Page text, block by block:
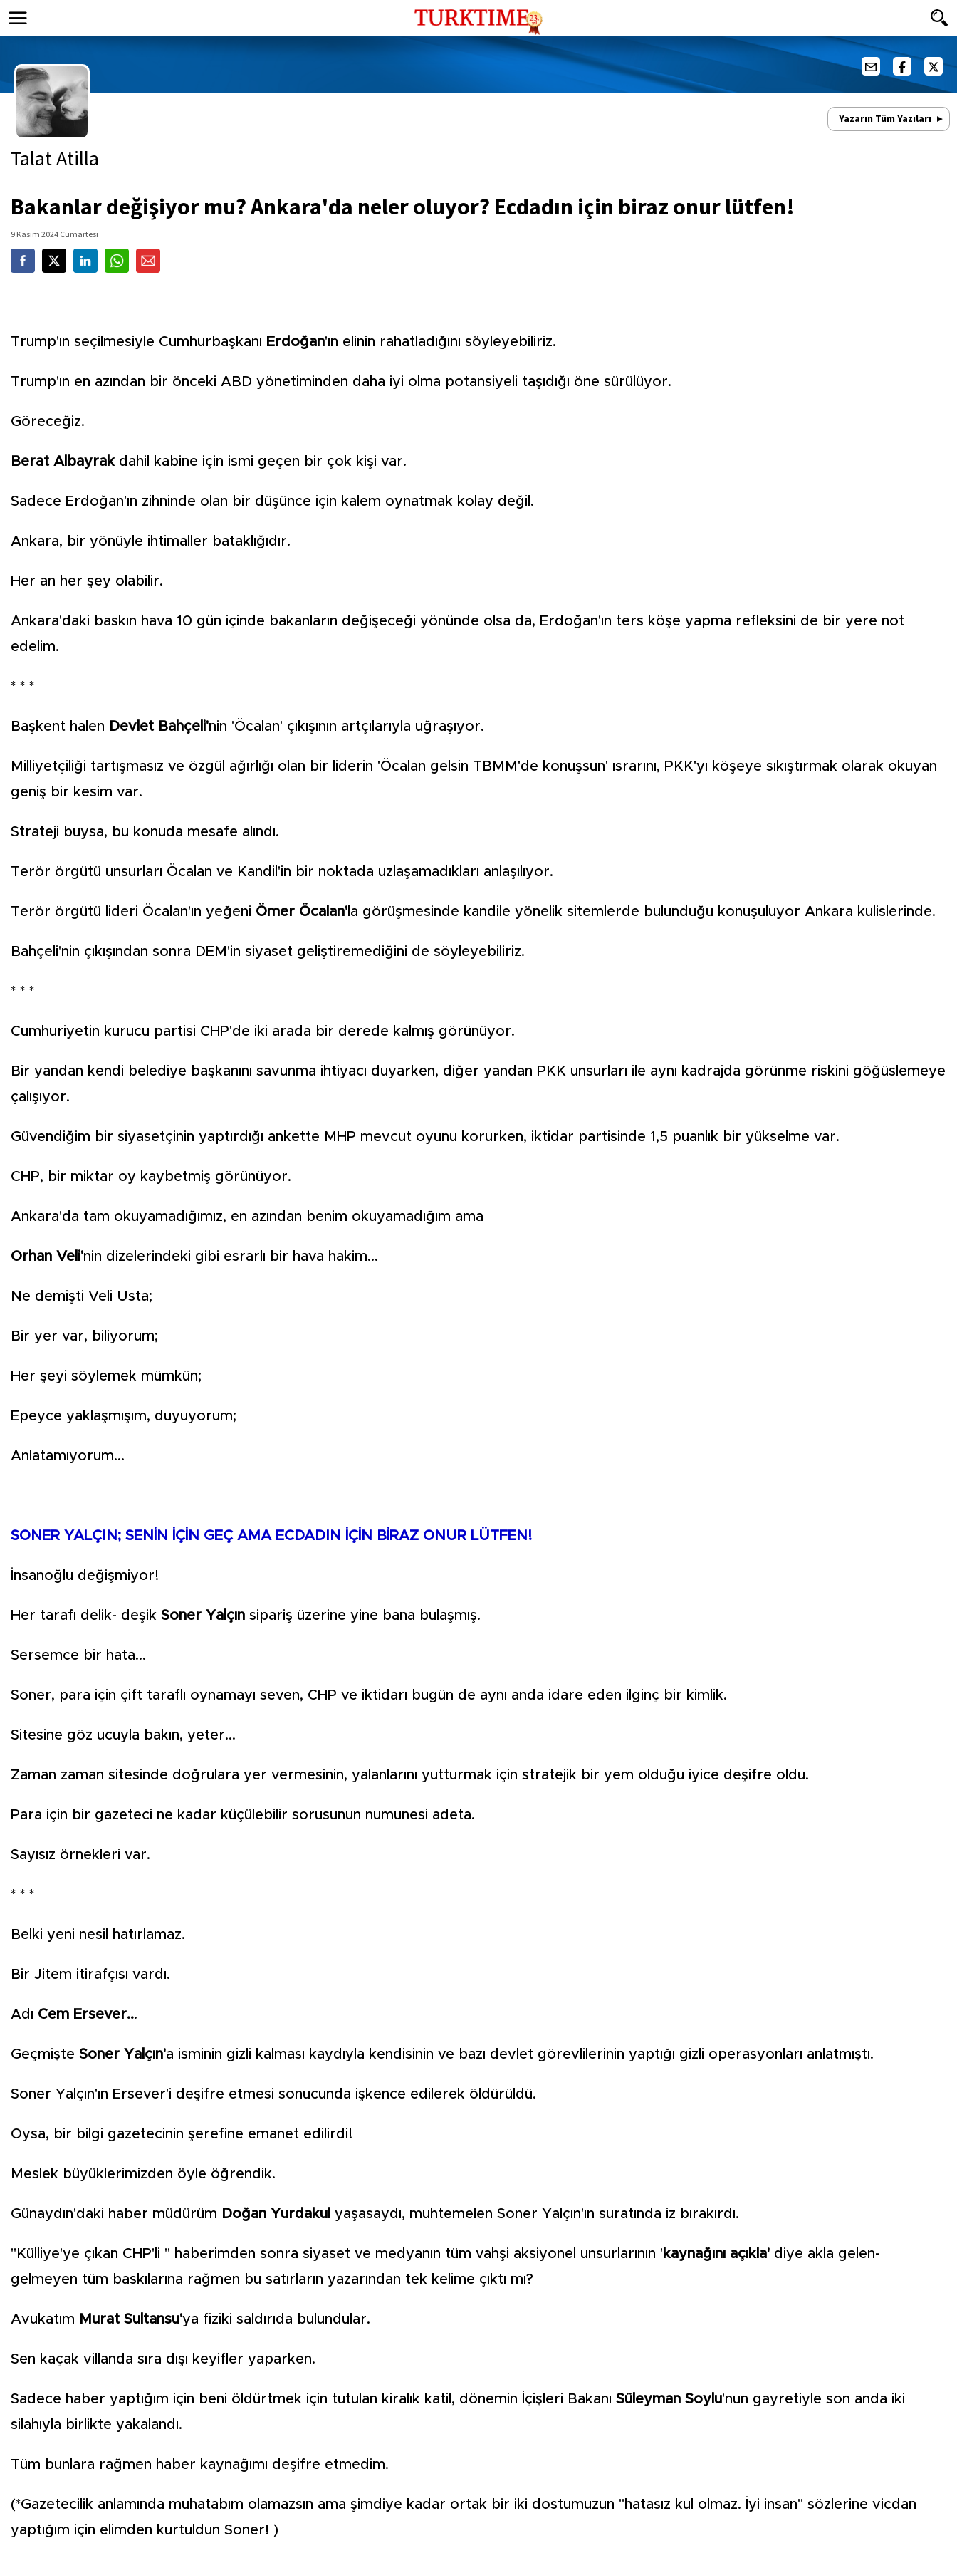
Yazarın Tüm Yazıları
Talat Atilla
Bakanlar değişiyor mu? Ankara'da neler oluyor? Ecdadın için biraz onur lütfen!
9 Kasım 2024 Cumartesi
Trump'ın seçilmesiyle Cumhurbaşkanı Erdoğan'ın elinin rahatladığını söyleyebiliriz.
Trump'ın en azından bir önceki ABD yönetiminden daha iyi olma potansiyeli taşıdığı öne sürülüyor.
Göreceğiz.
Berat Albayrak dahil kabine için ismi geçen bir çok kişi var.
Sadece Erdoğan'ın zihninde olan bir düşünce için kalem oynatmak kolay değil.
Ankara, bir yönüyle ihtimaller bataklığıdır.
Her an her şey olabilir.
Ankara'daki baskın hava 10 gün içinde bakanların değişeceği yönünde olsa da, Erdoğan'ın ters köşe yapma refleksini de bir yere not
edelim.
* * *
Başkent halen Devlet Bahçeli'nin 'Öcalan' çıkışının artçılarıyla uğraşıyor.
Milliyetçiliği tartışmasız ve özgül ağırlığı olan bir liderin 'Öcalan gelsin TBMM'de konuşsun' ısrarını, PKK'yı köşeye sıkıştırmak olarak okuyan
geniş bir kesim var.
Strateji buysa, bu konuda mesafe alındı.
Terör örgütü unsurları Öcalan ve Kandil'in bir noktada uzlaşamadıkları anlaşılıyor.
Terör örgütü lideri Öcalan'ın yeğeni Ömer Öcalan' la görüşmesinde kandile yönelik sitemlerde bulunduğu konuşuluyor Ankara kulislerinde.
Bahçeli'nin çıkışından sonra DEM'in siyaset geliştiremediğini de söyleyebiliriz.
* * *
Cumhuriyetin kurucu partisi CHP'de iki arada bir derede kalmış görünüyor.
Bir yandan kendi belediye başkanını savunma ihtiyacı duyarken, diğer yandan PKK unsurları ile aynı kadrajda görünme riskini göğüslemeye
çalışıyor.
Güvendiğim bir siyasetçinin yaptırdığı ankette MHP mevcut oyunu korurken, iktidar partisinde 1,5 puanlık bir yükselme var.
CHP, bir miktar oy kaybetmiş görünüyor.
Ankara'da tam okuyamadığımız, en azından benim okuyamadığım ama
Orhan Veli'nin dizelerindeki gibi esrarlı bir hava hakim...
Ne demişti Veli Usta;
Bir yer var, biliyorum;
Her şeyi söylemek mümkün;
Epeyce yaklaşmışım, duyuyorum;
Anlatamıyorum...
SONER YALÇIN; SENİN İÇİN GEÇ AMA ECDADIN İÇİN BİRAZ ONUR LÜTFEN!
İnsanoğlu değişmiyor!
Her tarafı delik- deşik Soner Yalçın sipariş üzerine yine bana bulaşmış.
Sersemce bir hata...
Soner, para için çift taraflı oynamayı seven, CHP ve iktidarı bugün de aynı anda idare eden ilginç bir kimlik.
Sitesine göz ucuyla bakın, yeter...
Zaman zaman sitesinde doğrulara yer vermesinin, yalanlarını yutturmak için stratejik bir yem olduğu iyice deşifre oldu.
Para için bir gazeteci ne kadar küçülebilir sorusunun numunesi adeta.
Sayısız örnekleri var.
* * *
Belki yeni nesil hatırlamaz.
Bir Jitem itirafçısı vardı.
Adı Cem Ersever...
Geçmişte Soner Yalçın'a isminin gizli kalması kaydıyla kendisinin ve bazı devlet görevlilerinin yaptığı gizli operasyonları anlatmıştı.
Soner Yalçın'ın Ersever'i deşifre etmesi sonucunda işkence edilerek öldürüldü.
Oysa, bir bilgi gazetecinin şerefine emanet edilirdi!
Meslek büyüklerimizden öyle öğrendik.
Günaydın'daki haber müdürüm Doğan Yurdakul yaşasaydı, muhtemelen Soner Yalçın'ın suratında iz bırakırdı.
"Külliye'ye çıkan CHP'li " haberimden sonra siyaset ve medyanın tüm vahşi aksiyonel unsurlarının ' kaynağını açıkla' diye akla gelen-
gelmeyen tüm baskılarına rağmen bu satırların yazarından tek kelime çıktı mı?
Avukatım Murat Sultansu'ya fiziki saldırıda bulundular.
Sen kaçak villanda sıra dışı keyifler yaparken.
Sadece haber yaptığım için beni öldürtmek için tutulan kiralık katil, dönemin İçişleri Bakanı Süleyman Soylu'nun gayretiyle son anda iki
silahıyla birlikte yakalandı.
Tüm bunlara rağmen haber kaynağımı deşifre etmedim.
(*Gazetecilik anlamında muhatabım olamazsın ama şimdiye kadar ortak bir iki dostumuzun "hatasız kul olmaz. İyi insan" sözlerine vicdan
yaptığım için elimden kurtuldun Soner! )